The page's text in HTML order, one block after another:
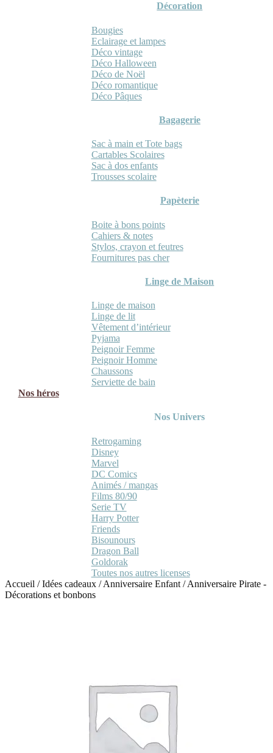
Décoration
Bougies
Eclairage et lampes
Déco vintage
Déco Halloween
Déco de Noël
Déco romantique
Déco Pâques
Bagagerie
Sac à main et Tote bags
Cartables Scolaires
Sac à dos enfants
Trousses scolaire
Papèterie
Boite à bons points
Cahiers & notes
Stylos, crayon et feutres
Fournitures pas cher
Linge de Maison
Linge de maison
Linge de lit
Vêtement d’intérieur
Pyjama
Peignoir Femme
Peignoir Homme
Chaussons
Serviette de bain
Nos héros
Nos Univers
Retrogaming
Disney
Marvel
DC Comics
Animés / mangas
Films 80/90
Serie TV
Harry Potter
Friends
Bisounours
Dragon Ball
Goldorak
Toutes nos autres licenses
Accueil /Idées cadeaux /Anniversaire Enfant /Anniversaire Pirate -
Décorations et bonbons